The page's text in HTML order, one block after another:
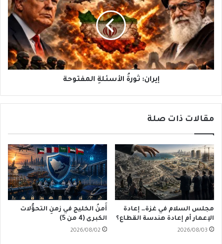
الأسئلةِ
المفتوحة
إيران: ثورةُ الأسئلةِ المفتوحة
مقالات ذات صلة
مجلس السلام في غزة… إعادة
الإعمار أم إعادة هندسة القطاع؟
2026/08/03
أَمنُ الخليج في زمنِ التحوُّلات
الكبرى (4 من 5)
2026/08/02